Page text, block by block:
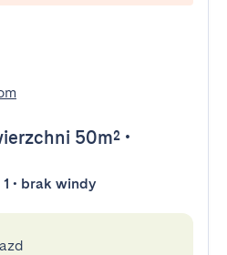
50m² •
• brak windy